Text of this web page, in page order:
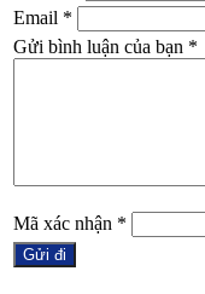
Email *
Gửi bình luận của bạn *
Mã xác nhận *